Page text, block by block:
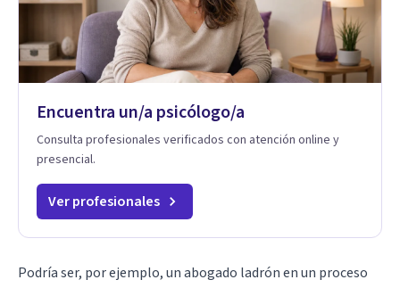
Encuentra un/a psicólogo/a
Consulta profesionales verificados con atención online y
presencial.
Ver profesionales
Podría ser, por ejemplo, un abogado ladrón en un proceso